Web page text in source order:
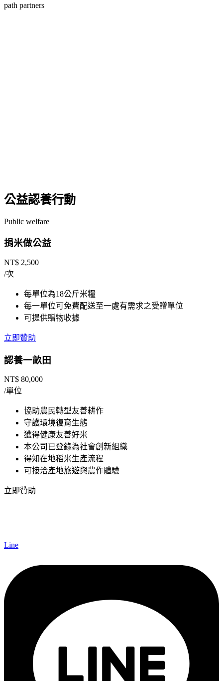
path partners
公益認養行動
Public welfare
捐米做公益
NT$ 2,500
/次
每單位為18公斤米糧
每一單位可免費配送至一處有需求之受贈單位
可提供贈物收據
立即贊助
認養一畝田
NT$ 80,000
/單位
協助農民轉型友善耕作
守護環境復育生態
獲得健康友善好米
本公司已登錄為社會創新組織
得知在地稻米生產流程
可接洽產地旅遊與農作體驗
立即贊助
Line